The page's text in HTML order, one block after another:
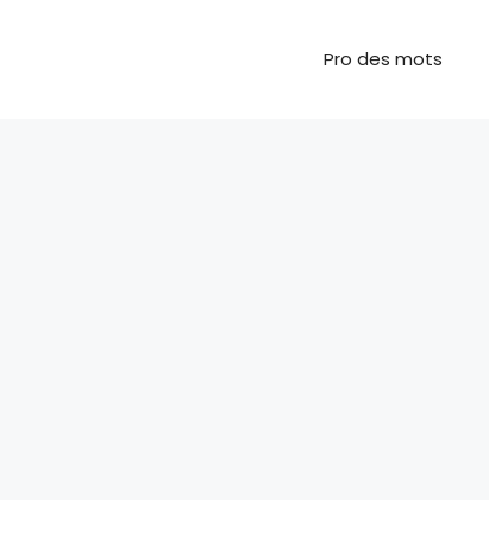
Pro des mots